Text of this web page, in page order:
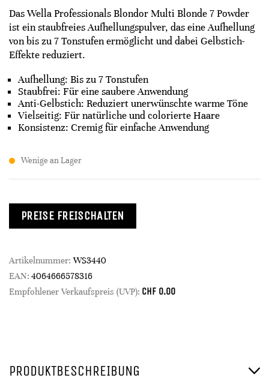
Das Wella Professionals Blondor Multi Blonde 7 Powder
ist ein staubfreies Aufhellungspulver, das eine Aufhellung
von bis zu 7 Tonstufen ermöglicht und dabei Gelbstich-
Effekte reduziert.​
Aufhellung: Bis zu 7 Tonstufen
Staubfrei: Für eine saubere Anwendung
Anti-Gelbstich: Reduziert unerwünschte warme Töne
Vielseitig: Für natürliche und colorierte Haare
Konsistenz: Cremig für einfache Anwendung​
Wenige an Lager
PREISE FREISCHALTEN
Artikelnummer: WS3440
EAN: 4064666578316
Empfohlener Verkaufspreis (UVP): CHF 0.00
PRODUKTBESCHREIBUNG